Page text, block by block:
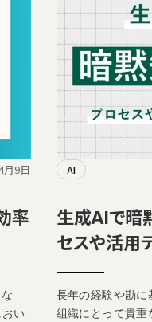
月9日
率
い
AI
生成AIで暗
セスや活用
長年の経験や勘
組織にとって貴